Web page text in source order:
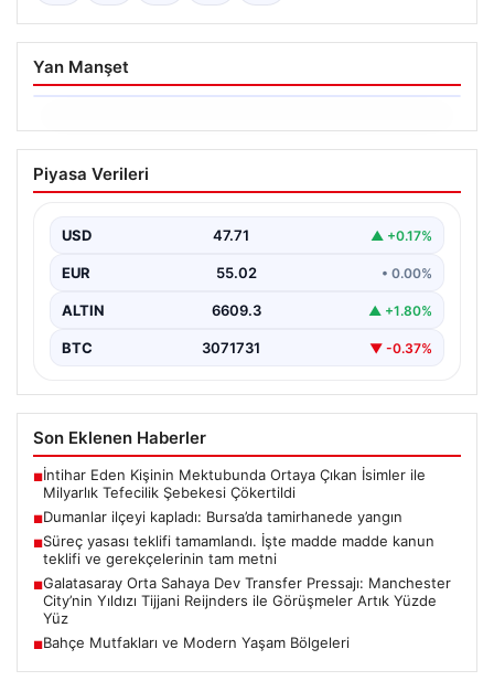
Yan Manşet
06.08.2026
Dumanlar ilçeyi kapladı: Bursa’da
tamirhanede yangın
Piyasa Verileri
USD 47.71 ▲ +0.17%
EUR 55.02 • 0.00%
ALTIN 6609.3 ▲ +1.80%
BTC 3071731 ▼ -0.37%
Son Eklenen Haberler
■İntihar Eden Kişinin Mektubunda Ortaya Çıkan İsimler ile
Milyarlık Tefecilik Şebekesi Çökertildi
■Dumanlar ilçeyi kapladı: Bursa’da tamirhanede yangın
■Süreç yasası teklifi tamamlandı. İşte madde madde kanun
teklifi ve gerekçelerinin tam metni
■Galatasaray Orta Sahaya Dev Transfer Pressajı: Manchester
City’nin Yıldızı Tijjani Reijnders ile Görüşmeler Artık Yüzde
Yüz
■Bahçe Mutfakları ve Modern Yaşam Bölgeleri